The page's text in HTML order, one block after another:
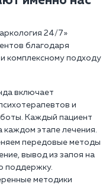
24/7»
благодаря
комплексному подходу
включает
и
Каждый пациент
каждом этапе лечения.
передовые методы
вывод из запоя на
поддержку.
методики